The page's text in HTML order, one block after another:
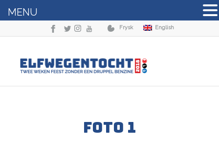
Frysk English
Foto 1
MENU